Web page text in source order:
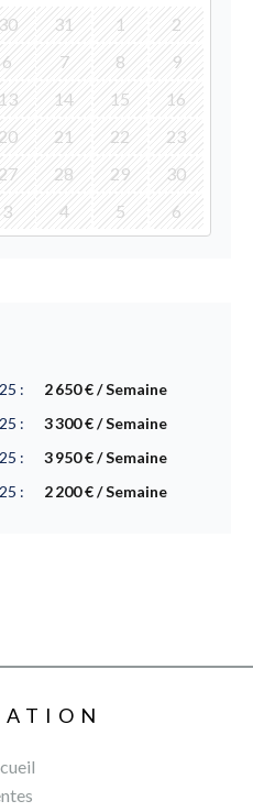
30 31 1
2
6 7 8
9
13 14 15
16
20 21 22
23
27 28 29
30
3 4 5 6
:
2 650 € / Semaine
:
3 300 € / Semaine
:
3 950 € / Semaine
:
2 200 € / Semaine